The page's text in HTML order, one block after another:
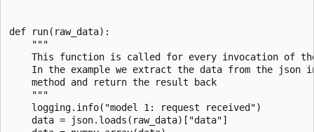
def run(raw_data):
    """
This function is called for every invocation of
In the example we extract the data from the json
    method and return the result back
    """
    logging.info("model 1: request received")
    data = json.loads(raw_data)["data"]